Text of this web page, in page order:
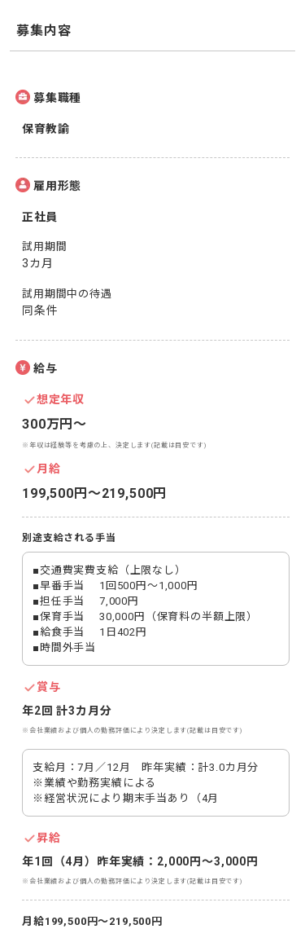
募集内容
募集職種
保育教諭
雇用形態
正社員
試用期間
3カ月
試用期間中の待遇
同条件
給与
想定年収
300万円〜
※年収は経験等を考慮の上、決定します(記載は目安です)
月給
199,500円〜219,500円
別途支給される手当
■交通費実費支給（上限なし）
■早番手当 　1回500円～1,000円
■担任手当 　7,000円
■保育手当 　30,000円（保育料の半額上限）
■給食手当 　1日402円
賞与
年2回 計3カ月分
※会社業績および個人の勤務評価により決定します(記載は目安です)
支給月：7月／12月　昨年実績：計3.0カ月分
※業績や勤務実績による
※経営状況により期末手当あり（4月
昇給
年1回（4月）昨年実績：2,000円～3,000円
※会社業績および個人の勤務評価により決定します(記載は目安です)
月給199,500円～219,500円